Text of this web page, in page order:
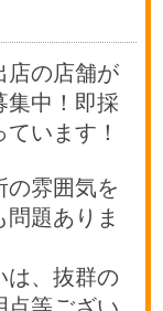
店の店舗が
集中！即採
います！
の雰囲気を
題ありま
は、抜群の